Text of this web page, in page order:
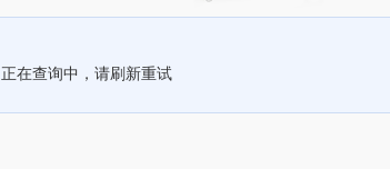
正在查询中，请刷新重试